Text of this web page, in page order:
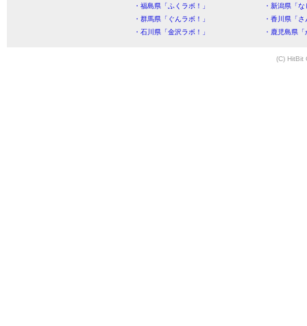
・福島県「ふくラボ！」
・新潟県「
・群馬県「ぐんラボ！」
・香川県「
・石川県「金沢ラボ！」
・鹿児島県
(C) HitBit